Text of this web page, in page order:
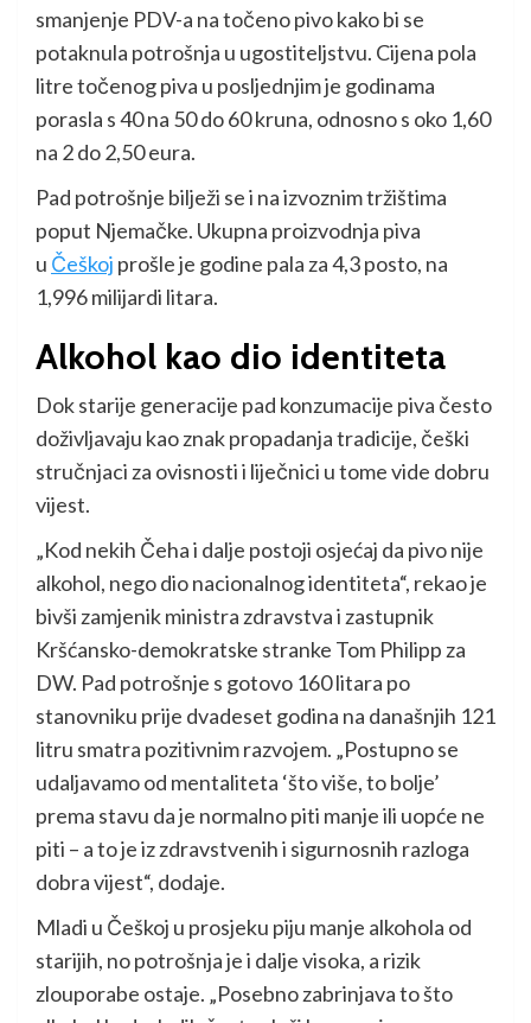
smanjenje PDV-a na točeno pivo kako bi se
potaknula potrošnja u ugostiteljstvu. Cijena pola
litre točenog piva u posljednjim je godinama
porasla s 40 na 50 do 60 kruna, odnosno s oko 1,60
na 2 do 2,50 eura.
Pad potrošnje bilježi se i na izvoznim tržištima
poput Njemačke. Ukupna proizvodnja piva
u Češkoj prošle je godine pala za 4,3 posto, na
1,996 milijardi litara.
Alkohol kao dio identiteta
Dok starije generacije pad konzumacije piva često
doživljavaju kao znak propadanja tradicije, češki
stručnjaci za ovisnosti i liječnici u tome vide dobru
vijest.
„Kod nekih Čeha i dalje postoji osjećaj da pivo nije
alkohol, nego dio nacionalnog identiteta“, rekao je
bivši zamjenik ministra zdravstva i zastupnik
Kršćansko-demokratske stranke Tom Philipp za
DW. Pad potrošnje s gotovo 160 litara po
stanovniku prije dvadeset godina na današnjih 121
litru smatra pozitivnim razvojem. „Postupno se
udaljavamo od mentaliteta ‘što više, to bolje’
prema stavu da je normalno piti manje ili uopće ne
piti – a to je iz zdravstvenih i sigurnosnih razloga
dobra vijest“, dodaje.
Mladi u Češkoj u prosjeku piju manje alkohola od
starijih, no potrošnja je i dalje visoka, a rizik
zlouporabe ostaje. „Posebno zabrinjava to što